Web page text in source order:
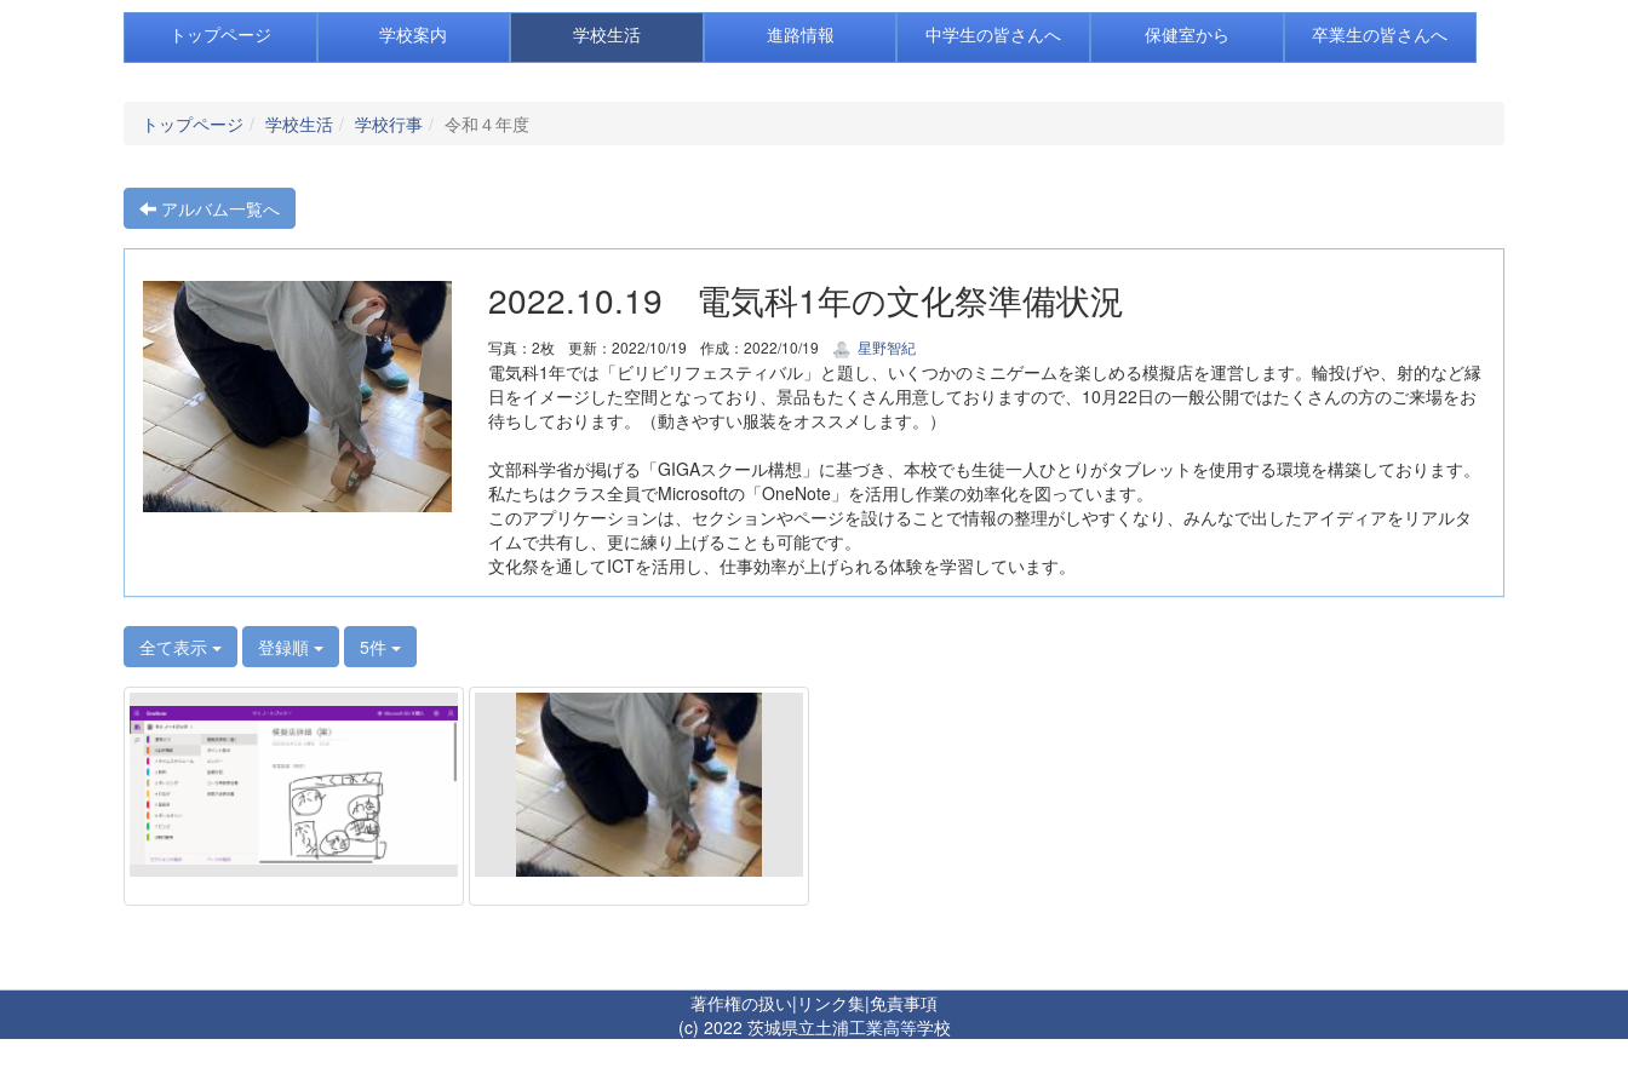
トップページ 学校案内 学校生活 進路情報 中学生の皆さんへ 保健室から 卒業生の皆さんへ
トップページ 学校生活 学校行事 令和４年度
アルバム一覧へ
2022.10.19 電気科1年の文化祭準備状況
写真：2枚 更新：2022/10/19 作成：2022/10/19 星野智紀
電気科1年では「ビリビリフェスティバル」と題し、いくつかのミニゲームを楽しめる模擬店を運営します。輪投げや、射的など縁
日をイメージした空間となっており、景品もたくさん用意しておりますので、10月22日の一般公開ではたくさんの方のご来場をお
待ちしております。（動きやすい服装をオススメします。）
文部科学省が掲げる「GIGAスクール構想」に基づき、本校でも生徒一人ひとりがタブレットを使用する環境を構築しております。
私たちはクラス全員でMicrosoftの「OneNote」を活用し作業の効率化を図っています。
このアプリケーションは、セクションやページを設けることで情報の整理がしやすくなり、みんなで出したアイディアをリアルタ
イムで共有し、更に練り上げることも可能です。
文化祭を通してICTを活用し、仕事効率が上げられる体験を学習しています。
全て表示 登録順 5件
著作権の扱い| リンク集|免責事項
(c) 2022 茨城県立土浦工業高等学校